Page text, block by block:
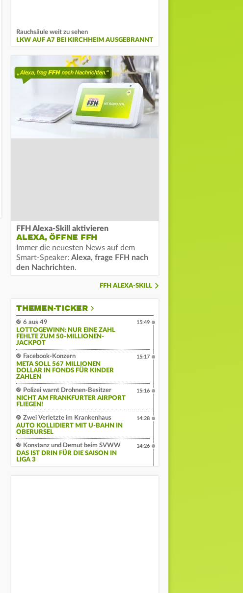
Rauchsäule weit zu sehen
LKW AUF A7 BEI KIRCHHEIM AUSGEBRANNT
FFH Alexa-Skill aktivieren
ALEXA, ÖFFNE FFH
Immer die neuesten News auf dem
Smart-Speaker: Alexa, frage FFH nach
den Nachrichten.
FFH ALEXA-SKILL
THEMEN-TICKER
6 aus 49
LOTTOGEWINN: NUR EINE ZAHL
FEHLTE ZUM 50-MILLIONEN-
JACKPOT
15:49
Facebook-Konzern
META SOLL 567 MILLIONEN
DOLLAR IN FONDS FÜR KINDER
ZAHLEN
15:17
Polizei warnt Drohnen-Besitzer
NICHT AM FRANKFURTER AIRPORT
FLIEGEN!
15:16
Zwei Verletzte im Krankenhaus
AUTO KOLLIDIERT MIT U-BAHN IN
OBERURSEL
14:28
Konstanz und Demut beim SVWW
DAS IST DRIN FÜR DIE SAISON IN
LIGA 3
14:26